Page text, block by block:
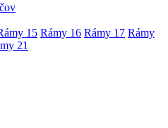
15 Rámy 16 Rámy 17 Rámy
21